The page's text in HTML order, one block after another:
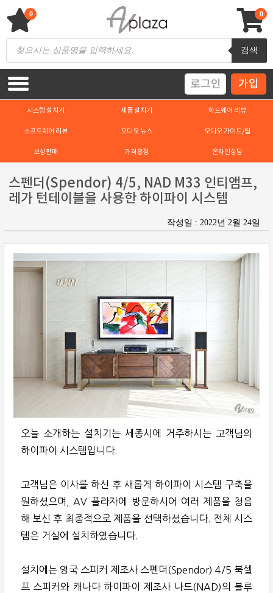
content
AV 플라자
하이파이 / 홈씨어터 전문 쇼핑몰
Products
search
검색
0
0
로그인 가입
시스템 설치기 제품 설치기 하드웨어 리뷰
소프트웨어 리뷰 오디오 뉴스 오디오 가이드/팁
보상판매 가격흥정 온라인상담
스펜더(Spendor) 4/5, NAD M33 인티앰프,
레가 턴테이블을 사용한 하이파이 시스템
작성일 : 2022년 2월 24일
오늘 소개하는 설치기는 세종시에 거주하시는 고객님의
하이파이 시스템입니다.
고객님은 이사를 하신 후 새롭게 하이파이 시스템 구축을
원하셨으며, AV 플라자에 방문하시어 여러 제품을 청음
해 보신 후 최종적으로 제품을 선택하셨습니다. 전체 시스
템은 거실에 설치하였습니다.
설치에는 영국 스피커 제조사 스펜더(Spendor) 4/5 북셀
프 스피커와 캐나다 하이파이 제조사 나드(NAD)의 블루